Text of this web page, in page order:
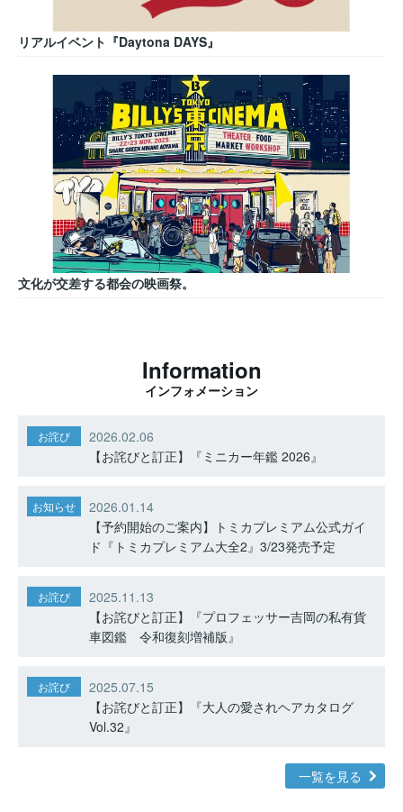
リアルイベント『Daytona DAYS』
文化が交差する都会の映画祭。
Information
インフォメーション
お詫び
2026.02.06
【お詫びと訂正】『ミニカー年鑑 2026』
お知らせ
2026.01.14
【予約開始のご案内】トミカプレミアム公式ガイ
ド『トミカプレミアム大全2』3/23発売予定
お詫び
2025.11.13
【お詫びと訂正】『プロフェッサー吉岡の私有貨
車図鑑 令和復刻増補版』
お詫び
2025.07.15
【お詫びと訂正】『大人の愛されヘアカタログ
Vol.32』
一覧を見る